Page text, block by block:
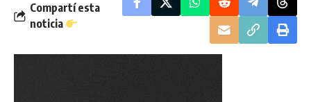
Compartí esta
noticia